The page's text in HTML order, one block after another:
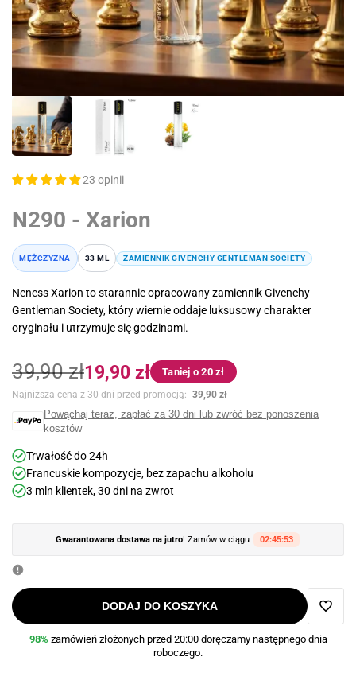
23 opinii
N290 - Xarion
MĘŻCZYZNA 33 ML ZAMIENNIK GIVENCHY GENTLEMAN SOCIETY
Neness Xarion to starannie opracowany zamiennik Givenchy
Gentleman Society, który wiernie oddaje luksusowy charakter
oryginału i utrzymuje się godzinami.
Cena
regularna
39,90 złCena
promocyjna
19,90 zł Taniej o 20 zł
Najniższa cena z 30 dni przed promocją: 39,90 zł
Powąchaj teraz, zapłać za 30 dni lub zwróć bez ponoszenia
kosztów
Trwałość do 24h
Francuskie kompozycje, bez zapachu alkoholu
3 mln klientek, 30 dni na zwrot
Gwarantowana dostawa na jutro! Zamów w ciągu 02:45:52
DODAJ DO KOSZYKA
Dodaj
98% zamówień złożonych przed 20:00 doręczamy następnego dnia
roboczego.